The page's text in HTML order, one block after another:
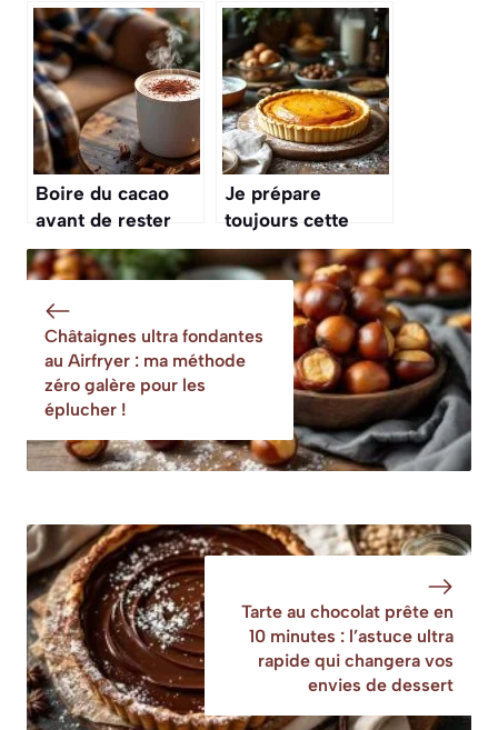
recette de gâteau
aux pommes «
gardée secrète
pendant 20 ans »
comment ces 7
astuces aux
graines de chia
ont tout changé
Boire du cacao
avant de rester
assis pendant une
longue période
peut favoriser le
bon
fonctionnement
des vaisseaux
sanguins
Je prépare
toujours cette
tourte un mois à
l’avance pour être
tranquille le jour
de Noël et la pâte
ne détrempe pas
Châtaignes ultra fondantes
au Airfryer : ma méthode
zéro galère pour les
éplucher !
Tarte au chocolat prête en
10 minutes : l’astuce ultra
rapide qui changera vos
envies de dessert